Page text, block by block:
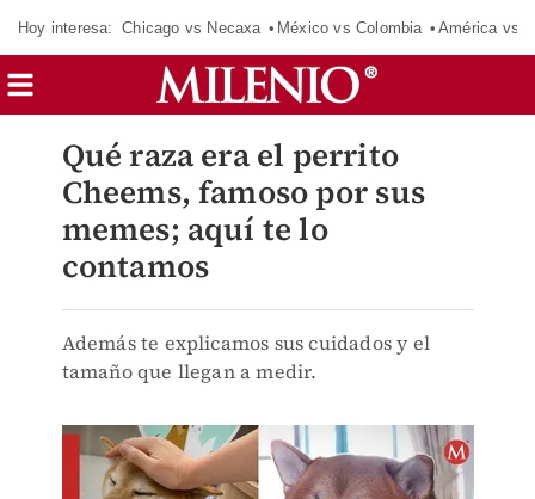
Hoy interesa: Chicago vs Necaxa México vs Colombia América vs
Qué raza era el perrito
Cheems, famoso por sus
memes; aquí te lo
contamos
Además te explicamos sus cuidados y el
tamaño que llegan a medir.